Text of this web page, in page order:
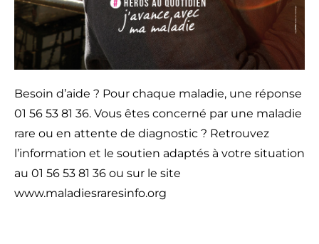
Besoin d’aide ? Pour chaque maladie, une réponse
01 56 53 81 36. Vous êtes concerné par une maladie
rare ou en attente de diagnostic ? Retrouvez
l’information et le soutien adaptés à votre situation
au 01 56 53 81 36 ou sur le site
www.maladiesraresinfo.org